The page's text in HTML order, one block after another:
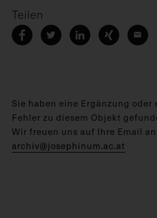
Teilen
Sie haben eine Ergänzung
Fehler zu diesem Objekt
Wir freuen uns auf Ihre Email
archiv@josephinum.ac.at